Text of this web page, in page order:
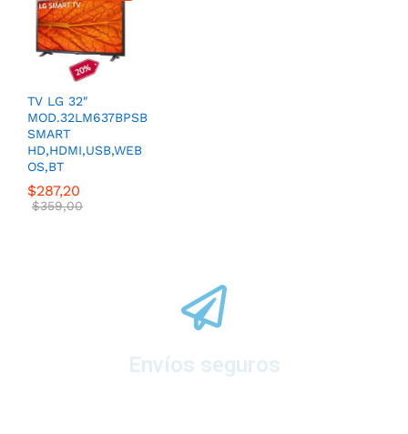
TV LG 32″
MOD.32LM637BPSB
SMART
HD,HDMI,USB,WEB
OS,BT
$287,20
$359,00
Envíos seguros